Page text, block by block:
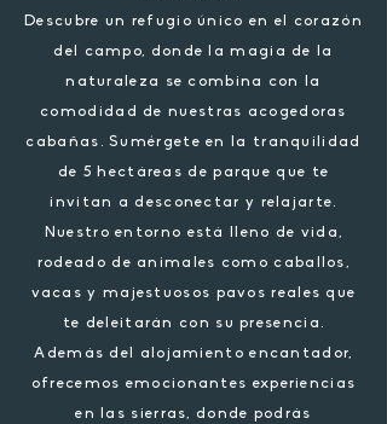
Descubre un refugio único en el corazón
del campo, donde la magia de la
naturaleza se combina con la
comodidad de nuestras acogedoras
cabañas. Sumérgete en la tranquilidad
de 5 hectáreas de parque que te
invitan a desconectar y relajarte.
Nuestro entorno está lleno de vida,
rodeado de animales como caballos,
vacas y majestuosos pavos reales que
te deleitarán con su presencia.
Además del alojamiento encantador,
ofrecemos emocionantes experiencias
en las sierras, donde podrás